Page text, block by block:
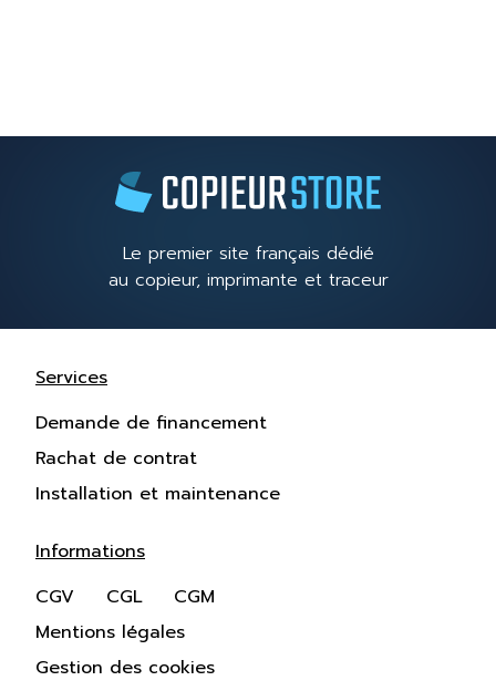
Le premier site français dédié
au copieur, imprimante et traceur
Services
Demande de financement
Rachat de contrat
Installation et maintenance
Informations
CGV
CGL
CGM
Mentions légales
Gestion des cookies